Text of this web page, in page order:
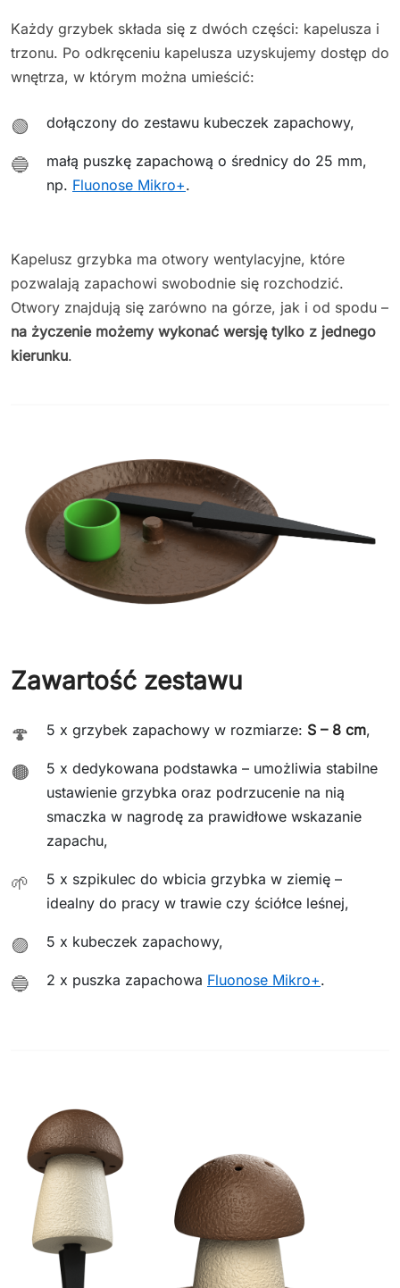
Każdy grzybek składa się z dwóch części: kapelusza i
trzonu. Po odkręceniu kapelusza uzyskujemy dostęp do
wnętrza, w którym można umieścić:
🟢 dołączony do zestawu kubeczek zapachowy,
🔵
małą puszkę zapachową o średnicy do 25 mm,
np. Fluonose Mikro+.
Kapelusz grzybka ma otwory wentylacyjne, które
pozwalają zapachowi swobodnie się rozchodzić.
Otwory znajdują się zarówno na górze, jak i od spodu –
na życzenie możemy wykonać wersję tylko z jednego
kierunku.
Zawartość zestawu
🍄 5 x grzybek zapachowy w rozmiarze: S – 8 cm,
🟤
5 x dedykowana podstawka – umożliwia stabilne
ustawienie grzybka oraz podrzucenie na nią
smaczka w nagrodę za prawidłowe wskazanie
zapachu,
🌱
5 x szpikulec do wbicia grzybka w ziemię –
idealny do pracy w trawie czy ściółce leśnej,
🟣 5 x kubeczek zapachowy,
🔵 2 x puszka zapachowa Fluonose Mikro+.